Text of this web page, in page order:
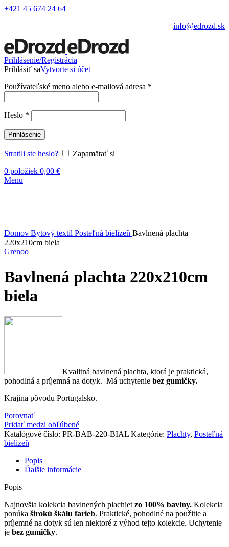
+421 45 674 24 64
info@edrozd.sk
Prihlásenie/Registrácia
Prihlásiť saVytvorte si účet
Používateľské meno alebo e-mailová adresa *
Heslo *
Prihlásenie
Stratili ste heslo?
Zapamätať si
0 položiek 0,00 €
Menu
Domov Bytový textil Posteľná bielizeň Bavlnená plachta
220x210cm biela
Grenoo
Bavlnená plachta 220x210cm
biela
Kvalitná bavlnená plachta, ktorá je praktická,
pohodlná a príjemná na dotyk. Má uchytenie bez gumičky.
Krajina pôvodu Portugalsko.
Porovnať
Pridať medzi obľúbené
Katalógové číslo: PR-BAB-220-BIAL Kategórie: Plachty, Posteľná
bielizeň
Popis
Ďalšie informácie
Popis
Najnovšia kolekcia bavlnených plachiet zo 100% bavlny. Kolekcia
ponúka širokú škálu farieb. Praktické, pohodlné na použitie a
príjemné na dotyk sú len niektoré z výhod tejto kolekcie. Uchytenie
je bez gumičky.